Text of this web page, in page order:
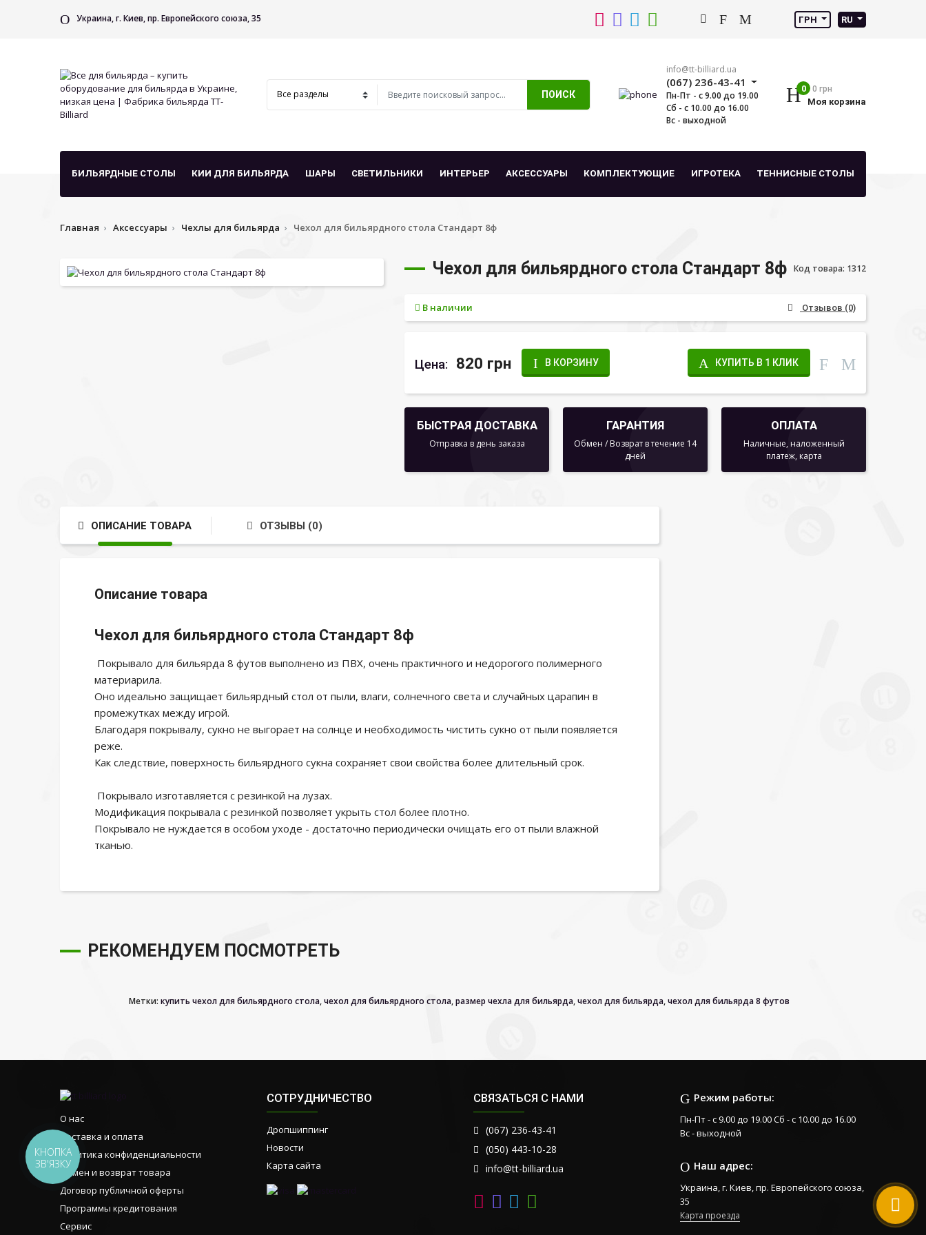
Украина, г. Киев, пр. Европейского союза, 35 ГРН RU
ПОИСК
info@tt-billiard.ua
(067) 236-43-41
Пн-Пт - с 9.00 до 19.00
Сб - с 10.00 до 16.00
Вс - выходной
0 0 грн
Моя корзина
БИЛЬЯРДНЫЕ СТОЛЫ КИИ ДЛЯ БИЛЬЯРДА ШАРЫ СВЕТИЛЬНИКИ ИНТЕРЬЕР АКСЕССУАРЫ КОМПЛЕКТУЮЩИЕ ИГРОТЕКА ТЕННИСНЫЕ СТОЛЫ
Главная Аксессуары Чехлы для бильярда Чехол для бильярдного стола Стандарт 8ф
Чехол для бильярдного стола Стандарт 8ф Код товара: 1312
В наличии Отзывов (0)
Цена: 820 грн В КОРЗИНУ КУПИТЬ В 1 КЛИК
БЫСТРАЯ ДОСТАВКА
Отправка в день заказа
ГАРАНТИЯ
Обмен / Возврат в течение 14
дней
ОПЛАТА
Наличные, наложенный
платеж, карта
ОПИСАНИЕ ТОВАРА ОТЗЫВЫ (0)
Описание товара
Чехол для бильярдного стола Стандарт 8ф
Покрывало для бильярда 8 футов выполнено из ПВХ, очень практичного и недорогого полимерного
материарила.
Оно идеально защищает бильярдный стол от пыли, влаги, солнечного света и случайных царапин в
промежутках между игрой.
Благодаря покрывалу, сукно не выгорает на солнце и необходимость чистить сукно от пыли появляется
реже.
Как следствие, поверхность бильярдного сукна сохраняет свои свойства более длительный срок.
Покрывало изготавляется с резинкой на лузах.
Модификация покрывала с резинкой позволяет укрыть стол более плотно.
Покрывало не нуждается в особом уходе - достаточно периодически очищать его от пыли влажной
тканью.
РЕКОМЕНДУЕМ ПОСМОТРЕТЬ
Метки: купить чехол для бильярдного стола,чехол для бильярдного стола,размер чехла для бильярда,чехол для бильярда,чехол для бильярда 8 футов
О нас
Доставка и оплата
Политика конфиденциальности
Обмен и возврат товара
Договор публичной оферты
Программы кредитования
Сервис
СОТРУДНИЧЕСТВО
Дропшиппинг
Новости
Карта сайта
Режим работы:
Пн-Пт - с 9.00 до 19.00 Сб - с 10.00 до 16.00
Вс - выходной
Наш адрес:
Украина, г. Киев, пр. Европейского союза,
35
Карта проезда
СВЯЗАТЬСЯ С НАМИ
(067) 236-43-41
(050) 443-10-28
info@tt-billiard.ua
КНОПКА
ЗВ'ЯЗКУ